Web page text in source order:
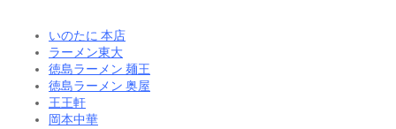
いのたに 本店
ラーメン東大
徳島ラーメン 麺王
徳島ラーメン 奥屋
王王軒
岡本中華